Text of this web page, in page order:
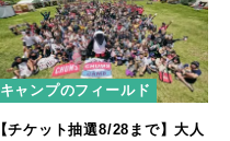
キャンプのフィールド
【チケット抽選8/28まで】大人